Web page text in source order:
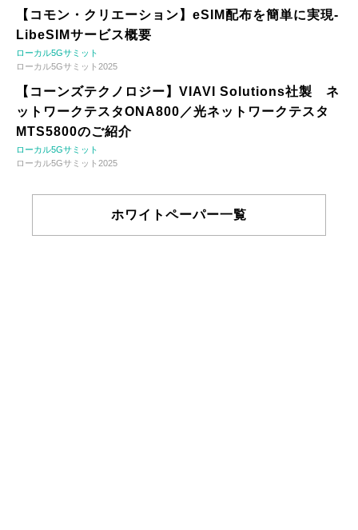
【コモン・クリエーション】eSIM配布を簡単に実現-
LibeSIMサービス概要
ローカル5Gサミット
ローカル5Gサミット2025
【コーンズテクノロジー】VIAVI Solutions社製 ネ
ットワークテスタONA800／光ネットワークテスタ
MTS5800のご紹介
ローカル5Gサミット
ローカル5Gサミット2025
ホワイトペーパー一覧